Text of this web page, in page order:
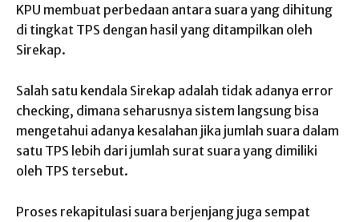
KPU membuat perbedaan antara suara yang dihitung
di tingkat TPS dengan hasil yang ditampilkan oleh
Sirekap.
Salah satu kendala Sirekap adalah tidak adanya error
checking, dimana seharusnya sistem langsung bisa
mengetahui adanya kesalahan jika jumlah suara dalam
satu TPS lebih dari jumlah surat suara yang dimiliki
oleh TPS tersebut.
Proses rekapitulasi suara berjenjang juga sempat